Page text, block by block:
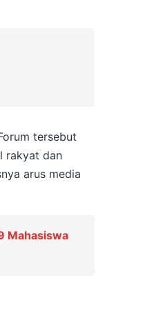
tersebut
rakyat dan
arus media
Mahasiswa